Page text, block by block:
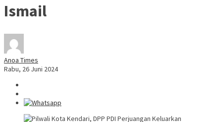
Ismail
Anoa Times
Rabu, 26 Juni 2024